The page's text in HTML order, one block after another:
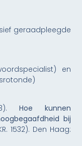
geraadpleegde
en
Hoe kunnen
bij
1532). Den Haag: